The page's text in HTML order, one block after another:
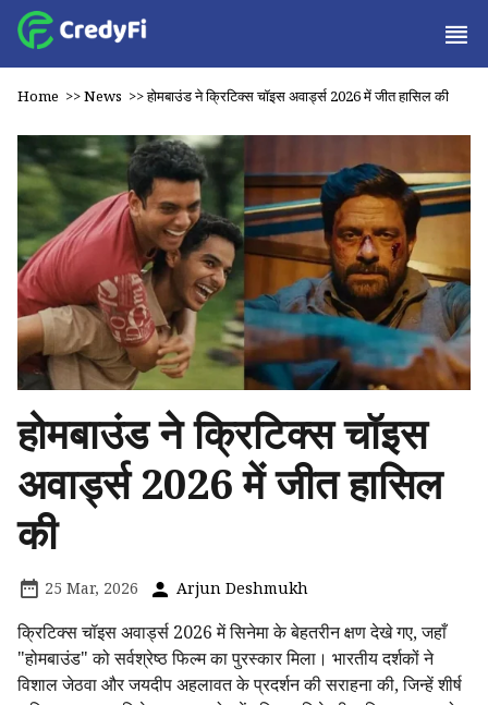
Home >>News >>होमबाउंड ने क्रिटिक्स चॉइस अवार्ड्स 2026 में जीत हासिल की
होमबाउंड ने क्रिटिक्स चॉइस
अवार्ड्स 2026 में जीत हासिल
की
25 Mar, 2026 Arjun Deshmukh
क्रिटिक्स चॉइस अवार्ड्स 2026 में सिनेमा के बेहतरीन क्षण देखे गए, जहाँ
"होमबाउंड" को सर्वश्रेष्ठ फिल्म का पुरस्कार मिला। भारतीय दर्शकों ने
विशाल जेठवा और जयदीप अहलावत के प्रदर्शन की सराहना की, जिन्हें शीर्ष